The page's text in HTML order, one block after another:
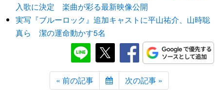
入歌に決定 楽曲が彩る最新映像公開
実写『ブルーロック』追加キャストに平山祐介、山時聡
真ら 潔の運命動かす5名
« 前の記事 次の記事 »